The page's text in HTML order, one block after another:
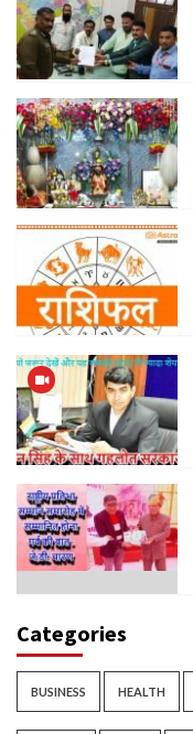
Categories
BUSINESS HEALTH